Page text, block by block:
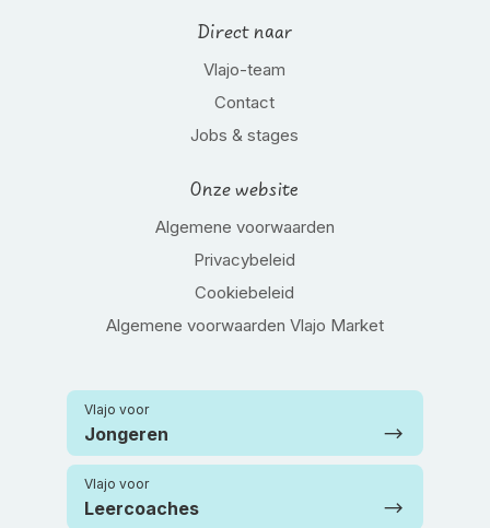
Direct naar
Vlajo-team
Contact
Jobs & stages
Onze website
Algemene voorwaarden
Privacybeleid
Cookiebeleid
Algemene voorwaarden Vlajo Market
Vlajo voor
Jongeren
Vlajo voor
Leercoaches